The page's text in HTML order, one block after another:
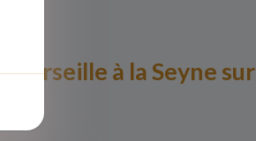
à la Seyne sur